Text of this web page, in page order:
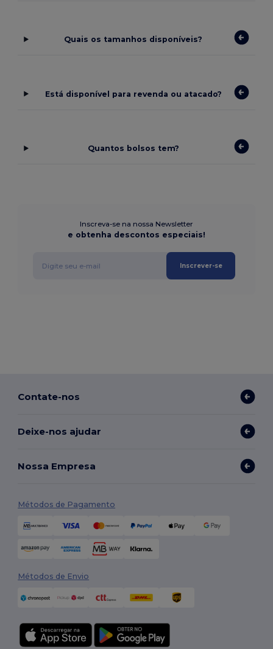
Quais os tamanhos disponíveis?
Está disponível para revenda ou atacado?
Quantos bolsos tem?
Inscreva-se na nossa Newsletter
e obtenha descontos especiais!
Inscrever-se
Contate-nos
Deixe-nos ajudar
Nossa Empresa
Métodos de Pagamento
Métodos de Envio